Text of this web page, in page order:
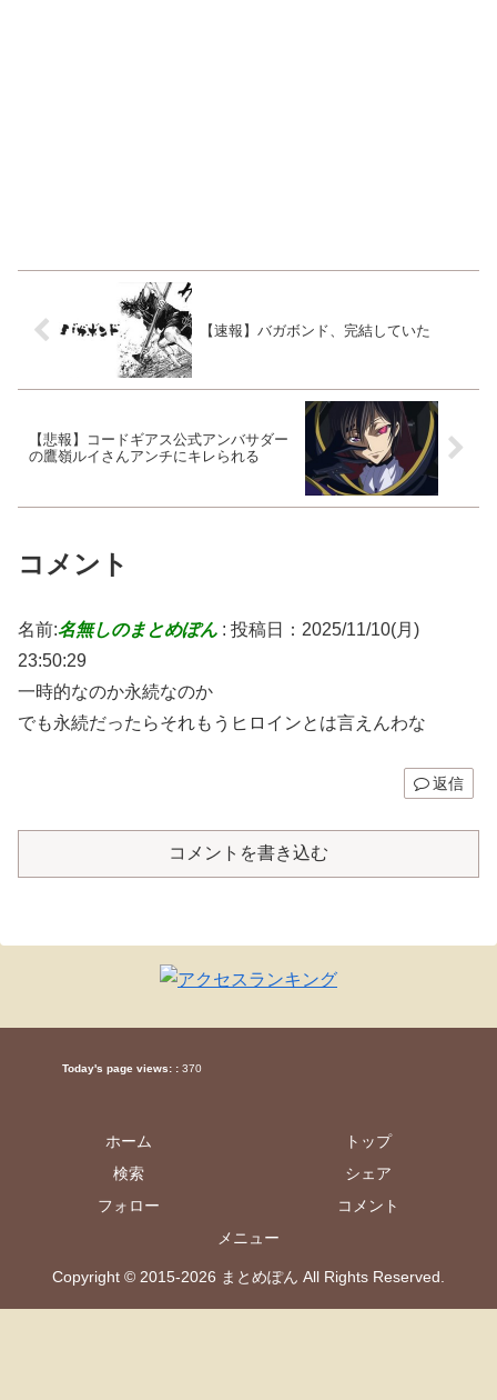
【速報】バガボンド、完結していた
【悲報】コードギアス公式アンバサダー
の鷹嶺ルイさんアンチにキレられる
コメント
名前:名無しのまとめぽん : 投稿日：2025/11/10(月)
23:50:29
一時的なのか永続なのか
でも永続だったらそれもうヒロインとは言えんわな
返信
コメントを書き込む
Today's page views: : 370
ホーム
トップ
検索
シェア
フォロー
コメント
メニュー
Copyright © 2015-2026 まとめぽん All Rights Reserved.